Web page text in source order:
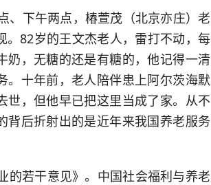
、下午两点，椿萱茂（北京亦庄）老
82岁的王文杰老人，雷打不动，每
奶，无糖的还是有糖的，他记得一清
。十年前，老人陪伴患上阿尔茨海默
世，但他早已把这里当成了家。从不
背后折射出的是近年来我国养老服务
的若干意见》。中国社会福利与养老